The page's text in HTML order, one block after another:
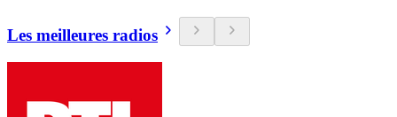
Les meilleures radios